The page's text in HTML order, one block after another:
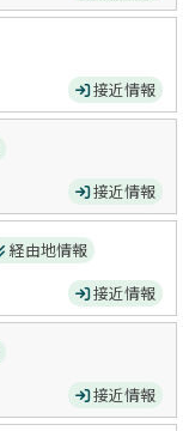
接近情報
接近情報
経由地情報
接近情報
接近情報